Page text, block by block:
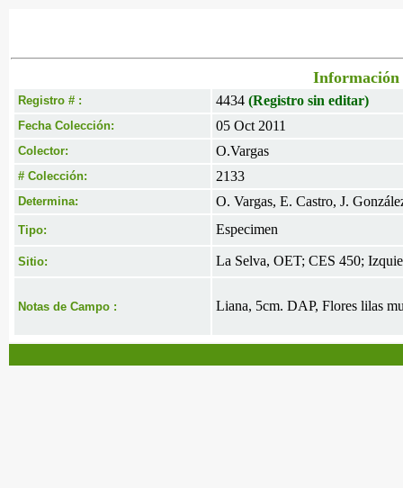
Información
Registro # : 4434 (Registro sin editar)
Fecha Colección: 05 Oct 2011
Colector: O.Vargas
# Colección: 2133
Determina: O. Vargas, E. Castro, J.
Tipo: Especimen
Sitio: La Selva, OET; CES 450;
Notas de Campo : Liana, 5cm. DAP, Flores lilas